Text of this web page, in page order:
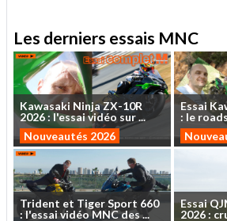
Les derniers essais MNC
Kawasaki NinjaZX-10R
2026: l'essaividéo sur...
Nouveautés 2026
Essai
: le
Trident et TigerSport 660
: l'essaividéoMNCdes...
Essai
2026 :